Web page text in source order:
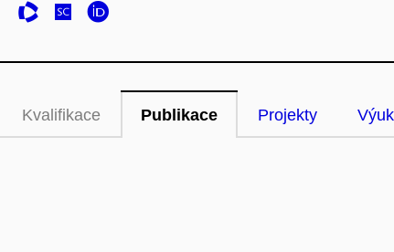
Kvalifikace Publikace Projekty